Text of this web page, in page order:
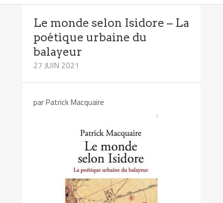
Le monde selon Isidore – La
poétique urbaine du
balayeur
27 JUIN 2021
par Patrick Macquaire